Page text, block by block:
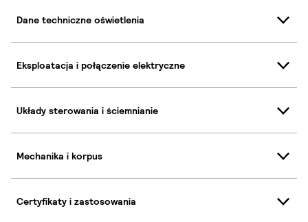
Dane techniczne oświetlenia
Eksploatacja i połączenie elektryczne
Układy sterowania i ściemnianie
Mechanika i korpus
Certyfikaty i zastosowania